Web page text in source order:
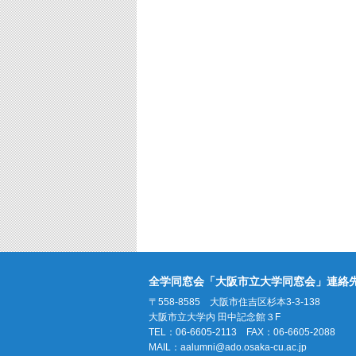
全学同窓会「大阪市立大学同窓会」連絡
〒558-8585 大阪市住吉区杉本3-3-138
大阪市立大学内 田中記念館３F
TEL：06-6605-2113 FAX：06-6605-2088
MAIL： aalumni@ado.osaka-cu.ac.jp